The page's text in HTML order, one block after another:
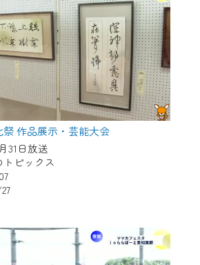
祭 作品展示・芸能大会
31日放送
ピックス